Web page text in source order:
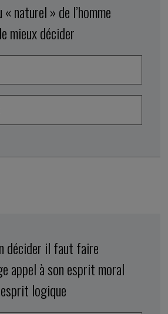
naturel » de l’homme
mieux décider
décider il faut faire
appel à son esprit moral
esprit logique